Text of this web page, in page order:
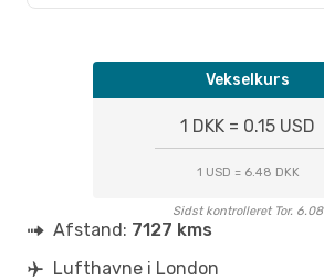
Vekselkurs
1 DKK = 0.15 USD
1 USD = 6.48 DKK
Sidst kontrolleret Tor. 6.08
Afstand: 7127 kms
Lufthavne i London